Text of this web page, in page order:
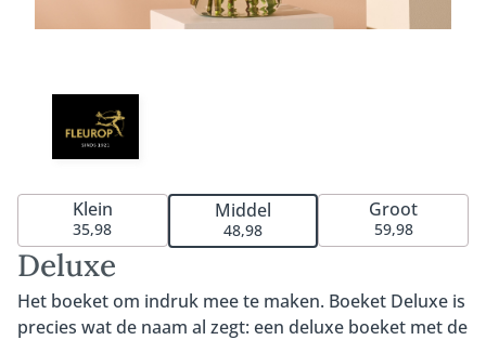
Deluxe
Het boeket om indruk mee te maken. Boeket Deluxe is
precies wat de naam al zegt: een deluxe boeket met de
Klein
35,98
Middel
48,98
Groot
59,98